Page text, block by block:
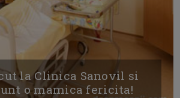
la Clinica Sanovil si
o mamica fericita!